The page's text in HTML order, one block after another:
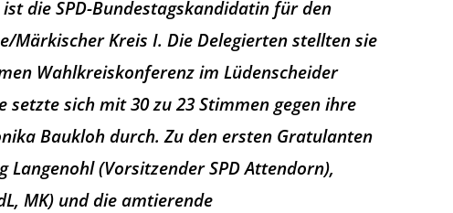
die SPD-Bundestagskandidatin für den
Märkischer Kreis I. Die Delegierten stellten sie
Wahlkreiskonferenz im Lüdenscheider
setzte sich mit 30 zu 23 Stimmen gegen ihre
Baukloh durch. Zu den ersten Gratulanten
Langenohl (Vorsitzender SPD Attendorn),
MK) und die amtierende